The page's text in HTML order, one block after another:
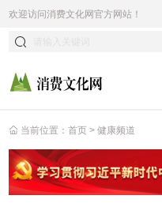
欢迎访问消费文化网官方网站！
当前位置： 首页 > 健康频道